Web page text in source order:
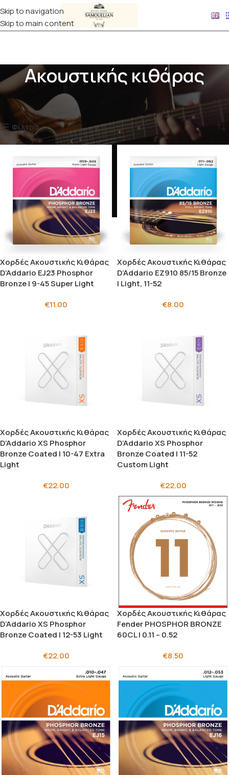
Skip to navigation
Skip to main content
Ακουστικής κιθάρας
Αρχική σελίδα ΧΟΡΔΕΣ
Ακουστικής κιθάρας
Βλέπετε 1–12 από 15 αποτελέσματα
Φίλτρα
Χορδές Ακουστικής Κιθάρας
D’Addario EJ23 Phosphor
Bronze | 9-45 Super Light
€11.00
Χορδές Ακουστικής Κιθάρας
D’Addario EZ910 85/15 Bronze
| Light, 11-52
€8.00
Χορδές Ακουστικής Κιθάρας
D’Addario XS Phosphor
Bronze Coated | 10-47 Extra
Light
€22.00
Χορδές Ακουστικής Κιθάρας
D’Addario XS Phosphor
Bronze Coated | 11-52
Custom Light
€22.00
Χορδές Ακουστικής Κιθάρας
D’Addario XS Phosphor
Bronze Coated | 12-53 Light
€22.00
Χορδές Ακουστικής Κιθάρας
Fender PHOSPHOR BRONZE
60CL | 0.11 – 0.52
€8.50